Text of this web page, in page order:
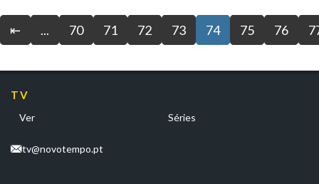
⇤ ... 70 71 72 73 74 75 76
TV
Ver Séries
tv@novotempo.pt